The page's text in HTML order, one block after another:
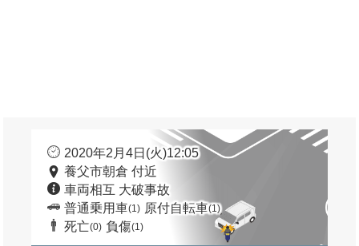
2020年2月4日(火)12:05
養父市朝倉 付近
車両相互 大破事故
普通乗用車(1) 原付自転車(1)
死亡(0) 負傷(1)